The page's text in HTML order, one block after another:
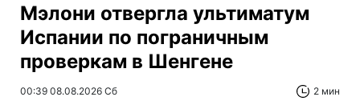
Мэлони отвергла ультиматум
Испании по пограничным
проверкам в Шенгене
00:39 08.08.2026 Сб 2 мин